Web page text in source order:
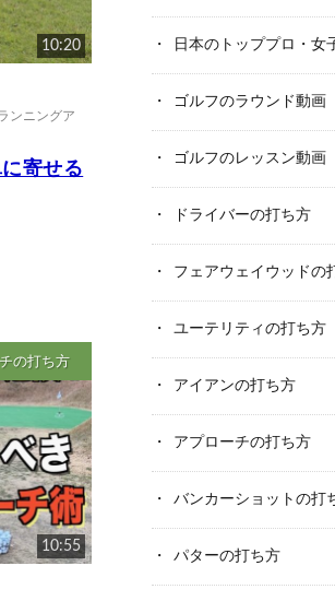
10:20
ンニングア
寄せる
の打ち方
10:55
日本のトッププロ・女
ゴルフのラウンド動画
ゴルフのレッスン動画
ドライバーの打ち方
フェアウェイウッドの
ユーテリティの打ち方
アイアンの打ち方
アプローチの打ち方
バンカーショットの打
パターの打ち方